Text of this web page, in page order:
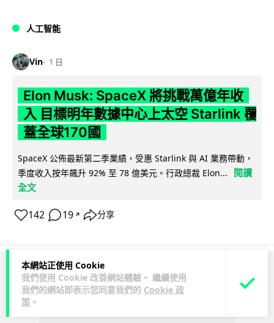
本網站正使用 Cookie
我們使用 Cookie 改善網站體驗。 繼續使用
我們的網站即表示您同意我們的 Cookie 政
策 。
人工智能
Vin 1 日
Elon Musk: SpaceX 將挑戰萬億年收
入 目標明年數據中心上太空 Starlink 覆
蓋全球170國
SpaceX 公佈最新第二季業績，受惠 Starlink 與 AI 業務帶動，
季度收入按年飆升 92% 至 78 億美元。行政總裁 Elon...
閱讀
全文
142 19 ↗ 分享
ADVERTISEMENT